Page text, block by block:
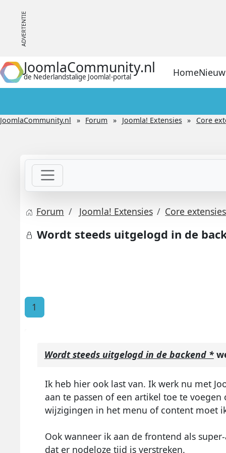
JoomlaCommunity.nl
de Nederlandstalige Joomla!-portal Home
JoomlaCommunity.nl Forum Joomla! Extensies Core
Forum Joomla! Extensies Core extensies
Wordt steeds uitgelogd in de
1
Wordt steeds uitgelogd in de backend *
Ik heb hier ook last van. Ik werk nu met
aan te passen of een artikel toe te
wijzigingen in het menu of content moet
Ook wanneer ik aan de frontend als
dat er nodeloze tijd is verstreken.